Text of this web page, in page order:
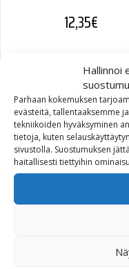
Hallinnoi
Parhaan kokemuksen
evästeitä, tallentaaksemme
tekniikoiden hyväksyminen
tietoja, kuten
sivustolla. Suostumuksen
haitallisesti tiettyihin
12,35€
Ducati Corse